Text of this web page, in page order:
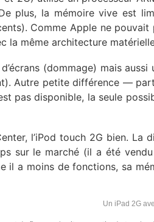
plus, la mémoire vive est
Comme Apple ne pouvait
la même architecture
(dommage) mais
Autre petite différence —
pas disponible, la seule
l’iPod touch 2G bien. La
sur le marché (il a été vendu
il a moins de fonctions, sa
Un iPad 2G